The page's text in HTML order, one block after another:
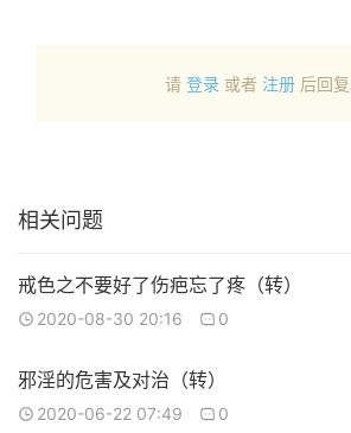
请 登录 或者 注册 后回复
相关问题
戒色之不要好了伤疤忘了疼（转）
2020-08-30 20:16 0
邪淫的危害及对治（转）
2020-06-22 07:49 0